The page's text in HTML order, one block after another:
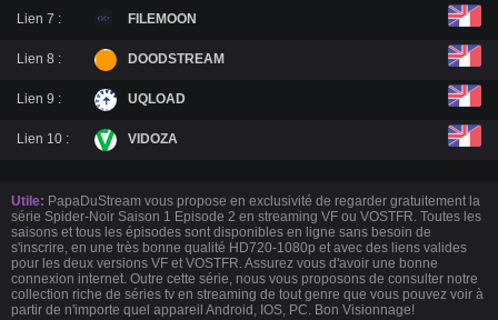
Lien 7 : FILEMOON
Lien 8 : DOODSTREAM
Lien 9 : UQLOAD
Lien 10 : VIDOZA
Utile: PapaDuStream vous propose en exclusivité de regarder gratuitement la
série Spider-Noir Saison 1 Episode 2 en streaming VF ou VOSTFR. Toutes les
saisons et tous les épisodes sont disponibles en ligne sans besoin de
s'inscrire, en une très bonne qualité HD720-1080p et avec des liens valides
pour les deux versions VF et VOSTFR. Assurez vous d'avoir une bonne
connexion internet. Outre cette série, nous vous proposons de consulter notre
collection riche de séries tv en streaming de tout genre que vous pouvez voir à
partir de n'importe quel appareil Android, IOS, PC. Bon Visionnage!